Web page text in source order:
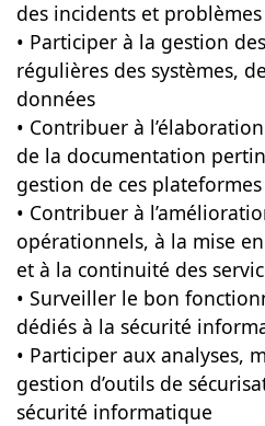
des incidents et problèmes
• Participer à la gestion
régulières des systèmes,
données
• Contribuer à
de la documentation
gestion de ces plateformes
• Contribuer à
opérationnels, à la mise
et à la continuité des
• Surveiller le bon
dédiés à la sécurité
• Participer aux analyses,
gestion d’outils de
sécurité informatique